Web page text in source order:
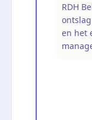
RDH
en het